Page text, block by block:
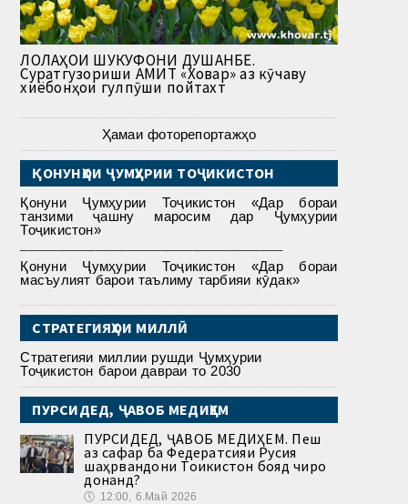
ЛОЛАҲОИ ШУКУФОНИ ДУШАНБЕ.
Суратгузориши АМИТ «Ховар» аз кӯчаву
хиёбонҳои гулпӯши пойтахт
Ҳамаи фоторепортажҳо
ҚОНУНҲОИ ҶУМҲУРИИ ТОҶИКИСТОН
Қонуни Ҷумҳурии Тоҷикистон «Дар бораи
танзими ҷашну маросим дар Ҷумҳурии
Тоҷикистон»
Қонуни Ҷумҳурии Тоҷикистон «Дар бораи
масъулият барои таълиму тарбияи кӯдак»
СТРАТЕГИЯҲОИ МИЛЛӢ
Стратегияи миллии рушди Ҷумҳурии
Тоҷикистон барои давраи то 2030
ПУРСИДЕД, ҶАВОБ МЕДИҲЕМ
ПУРСИДЕД, ҶАВОБ МЕДИҲЕМ. Пеш
аз сафар ба Федератсияи Русия
шаҳрвандони Тоҷикистон бояд чиро
донанд?
🕔 12:00, 6.Май 2026